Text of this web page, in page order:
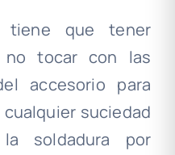
que tener
no tocar con las
accesorio para
suciedad
soldadura por